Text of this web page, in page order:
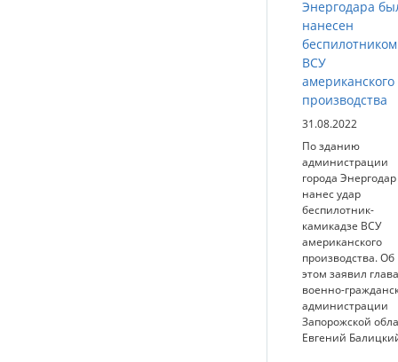
Энергодара
нанесен
беспилотником
ВСУ
американского
производства
31.08.2022
По зданию
администрации
города Энергодар
нанес удар
беспилотник-
камикадзе ВСУ
американского
производства. Об
этом заявил глава
военно-
администрации
Запорожской
Евгений